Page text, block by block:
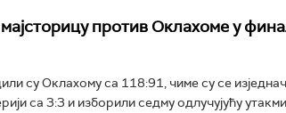
против Оклахоме у
су Оклахому са 118:91, чиме су се
са 3:3 и изборили седму одлучујућу